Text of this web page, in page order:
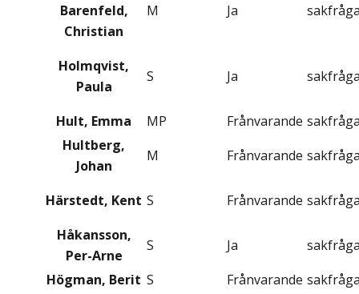
Barenfeld,
Christian
M Ja
Holmqvist,
Paula
S Ja
Hult, Emma MP Frånvarande
Hultberg,
Johan
M Frånvarande
Härstedt, Kent S Frånvarande
Håkansson,
Per-Arne
S Ja
Högman, Berit S Frånvarande